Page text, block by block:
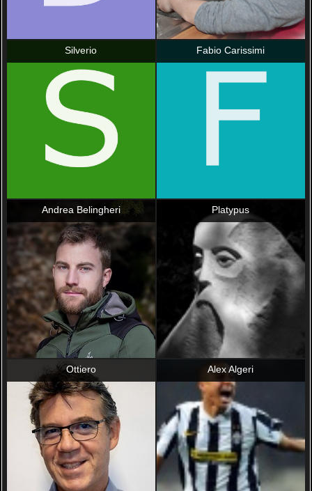
Silverio Fabio Carissimi
Andrea Belingheri Platypus
Ottiero Alex Algeri